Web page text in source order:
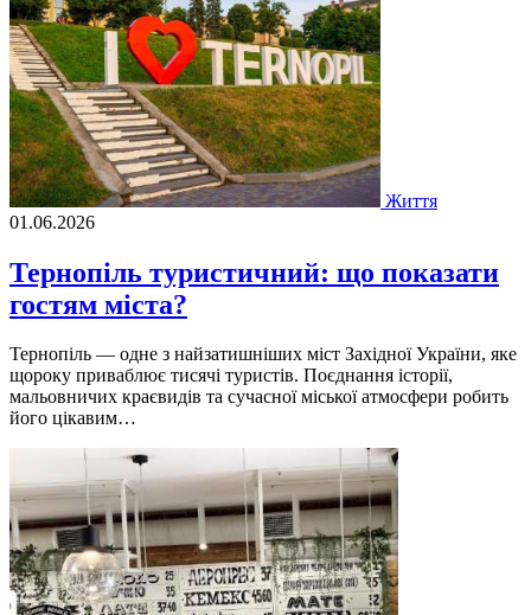
Життя
01.06.2026
Тернопіль туристичний: що показати
гостям міста?
Тернопіль — одне з найзатишніших міст Західної України, яке
щороку приваблює тисячі туристів. Поєднання історії,
мальовничих краєвидів та сучасної міської атмосфери робить
його цікавим…